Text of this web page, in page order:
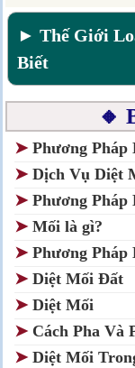
► Thế Giới
Biết
🔸
➤ Phương Pháp
➤ Dịch Vụ Diệt
➤ Phương
➤ Mối là gì?
➤ Phương Pháp
➤ Diệt Mối Đất
➤ Diệt Mối
➤ Cách Pha Và
➤ Diệt Mối